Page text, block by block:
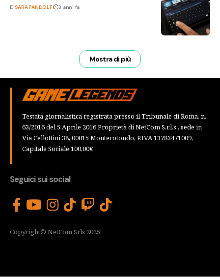
DiSARA PANDOLFI 3 anni fa
Mostra di più
Testata giornalistica registrata presso il Tribunale di Roma, n.
63/2016 del 5 Aprile 2016 Proprietà di NetCom S.r.l.s., sede in
Via Cellottini 38, 00015 Monterotondo, P.IVA 13783471009,
Capitale Sociale 100,00€
Seguici sui social
Copyright© NetCom Srls 2025